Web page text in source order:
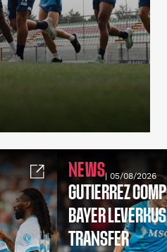
NEWS| 05/08/2026
GUTIERREZ
BAYER
TRANSFER